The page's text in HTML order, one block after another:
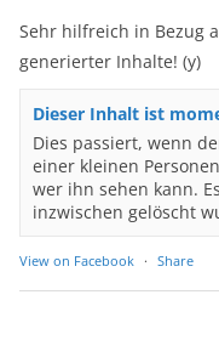
Sehr hilfreich in Bezug
generierter Inhalte! (y)
Dieser Inhalt ist
Dies passiert, wenn
einer kleinen
wer ihn sehen kann.
inzwischen gelöscht
View on Facebook · Share